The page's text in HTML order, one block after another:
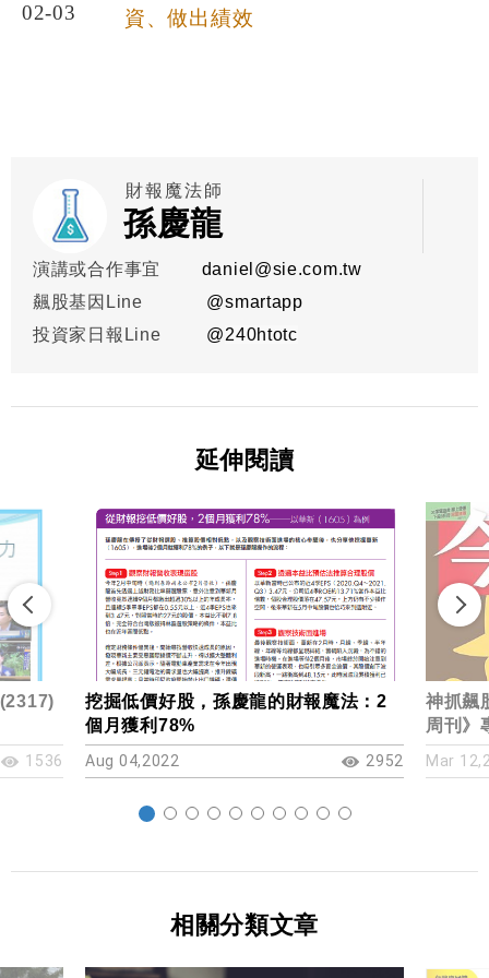
02-03
資、做出績效
財報魔法師
孫慶龍
演講或合作事宜
daniel@sie.com.tw
飆股基因Line
@smartapp
投資家日報Line
@240htotc
延伸閱讀
1536
挖掘低價好股，孫慶龍的財報魔法：2
個月獲利78%
Aug 04,2022 2952
神抓飆
周刊》
Mar
相關分類文章